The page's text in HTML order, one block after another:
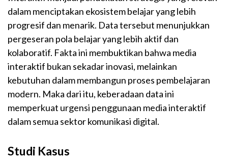
dalam menciptakan ekosistem belajar yang lebih
progresif dan menarik. Data tersebut menunjukkan
pergeseran pola belajar yang lebih aktif dan
kolaboratif. Fakta ini membuktikan bahwa media
interaktif bukan sekadar inovasi, melainkan
kebutuhan dalam membangun proses pembelajaran
modern. Maka dari itu, keberadaan data ini
memperkuat urgensi penggunaan media interaktif
dalam semua sektor komunikasi digital.
Studi Kasus